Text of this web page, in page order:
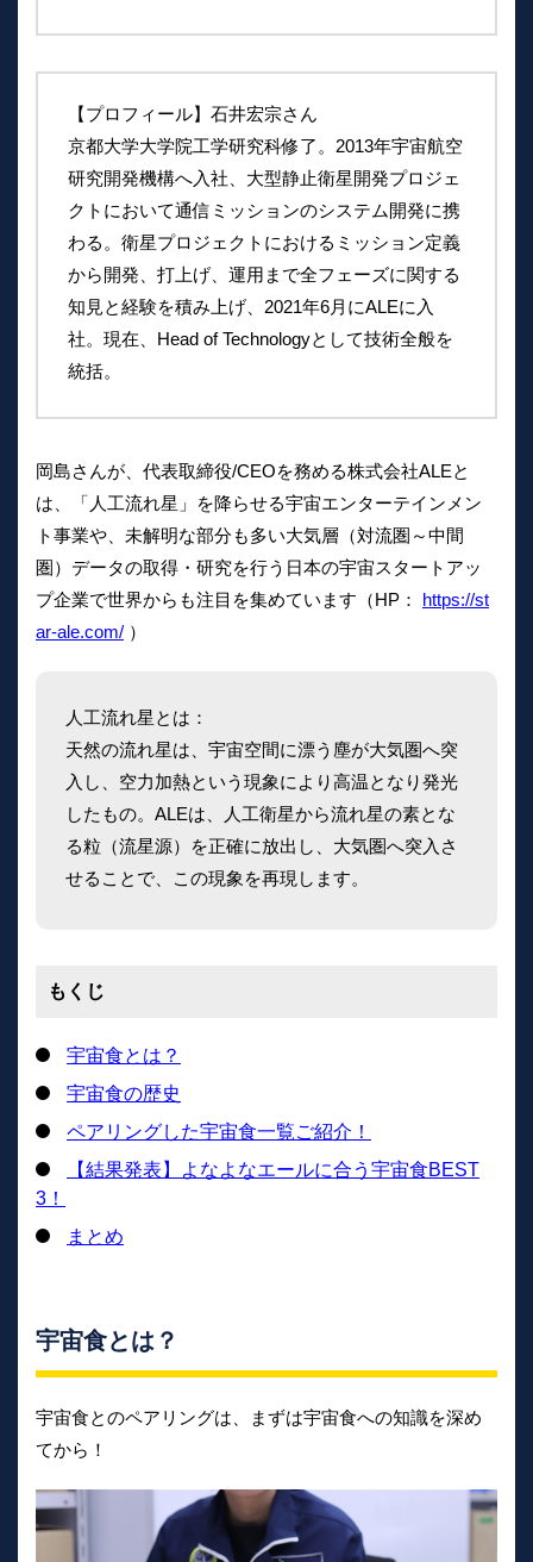
【プロフィール】石井宏宗さん
京都大学大学院工学研究科修了。2013年宇宙航空
研究開発機構へ入社、大型静止衛星開発プロジェ
クトにおいて通信ミッションのシステム開発に携
わる。衛星プロジェクトにおけるミッション定義
から開発、打上げ、運用まで全フェーズに関する
知見と経験を積み上げ、2021年6月にALEに入
社。現在、Head of Technologyとして技術全般を
統括。
岡島さんが、代表取締役/CEOを務める株式会社ALEと
は、「人工流れ星」を降らせる宇宙エンターテインメン
ト事業や、未解明な部分も多い大気層（対流圏～中間
圏）データの取得・研究を行う日本の宇宙スタートアッ
プ企業で世界からも注目を集めています（HP： https://st
ar-ale.com/ ）
人工流れ星とは：
天然の流れ星は、宇宙空間に漂う塵が大気圏へ突
入し、空力加熱という現象により高温となり発光
したもの。ALEは、人工衛星から流れ星の素とな
る粒（流星源）を正確に放出し、大気圏へ突入さ
せることで、この現象を再現します。
もくじ
宇宙食とは？
宇宙食の歴史
ペアリングした宇宙食一覧ご紹介！
【結果発表】よなよなエールに合う宇宙食BEST
3！
まとめ
宇宙食とは？
宇宙食とのペアリングは、まずは宇宙食への知識を深め
てから！